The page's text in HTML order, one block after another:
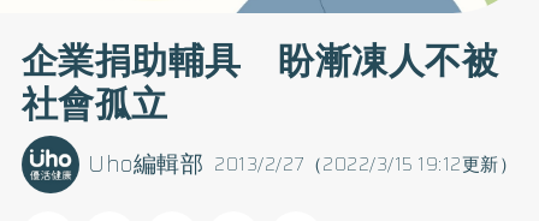
企業捐助輔具 盼漸凍人不被
社會孤立
2013/2/27（2022/3/15 19:12更新）
Uho編輯部